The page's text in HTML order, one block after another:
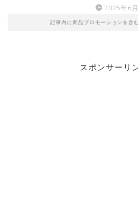
2025年6
記事内に商品プロモーションを含
スポンサーリ